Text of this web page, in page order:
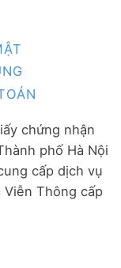
chứng nhận
phố Hà Nội
cấp dịch vụ
Thông cấp